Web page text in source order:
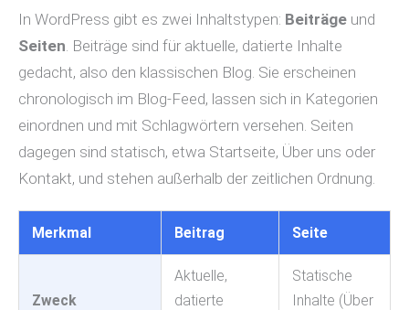
In WordPress gibt es zwei Inhaltstypen: Beiträge und
Seiten . Beiträge sind für aktuelle, datierte Inhalte
gedacht, also den klassischen Blog. Sie erscheinen
chronologisch im Blog-Feed, lassen sich in Kategorien
einordnen und mit Schlagwörtern versehen. Seiten
dagegen sind statisch, etwa Startseite, Über uns oder
Kontakt, und stehen außerhalb der zeitlichen Ordnung.
Merkmal Beitrag Seite
Zweck
Aktuelle,
datierte
Statische
Inhalte (Über